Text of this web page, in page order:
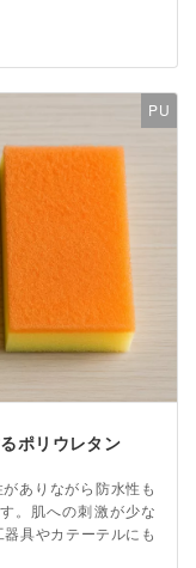
PU
ポリウレタン
ありながら防水性も
。肌への刺激が少な
具やカテーテルにも